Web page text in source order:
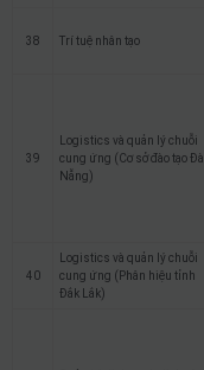
38 Trí tuệ nhân tạo
39
Logistics và quản lý chuỗi
cung ứng (Cơ sở đào tạo Đà
Nẵng)
40
Logistics và quản lý chuỗi
cung ứng (Phân hiệu tỉnh
Đắk Lắk)